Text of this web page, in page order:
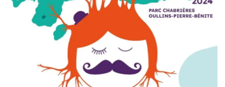
Saint-Genis-les-Ollières
Sainte-Foy-lès-Lyon
Tassin-la-Demi-Lune
Villeurbanne
Écully